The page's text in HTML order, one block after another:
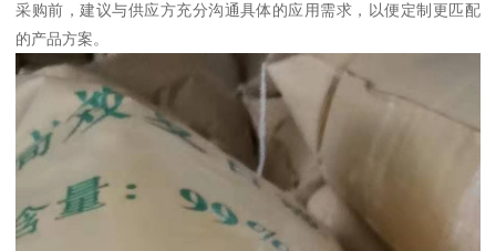
采购前，建议与供应方充分沟通具体的应用需求，以便定制更匹配
的产品方案。